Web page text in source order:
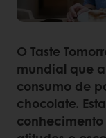
O Taste
mundial que
consumo de
chocolate.